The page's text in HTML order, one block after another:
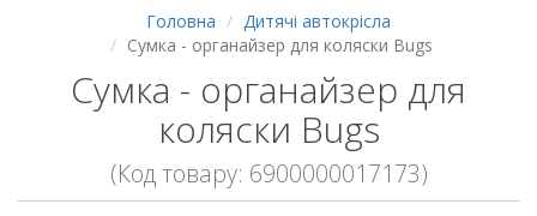
Головна
Дитячі автокрісла
Сумка - органайзер для коляски Bugs
Сумка - органайзер для
коляски Bugs
(Код товару: 6900000017173)